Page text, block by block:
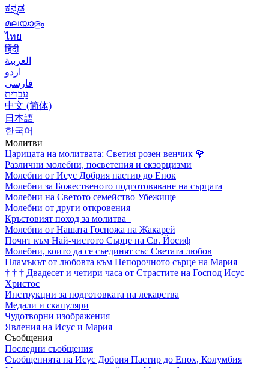
ಕನ್ನಡ
മലയാളം
ไทย
हिंदी
العربية
اردو
فارسی
עִברִית
中文 (简体)
日本語
한국어
Молитви
Царицата на молитвата: Светия розен венчик 🌹
Различни молебни, посветения и екзорцизми
Молебни от Исус Добрия пастир до Енок
Молебни за Божественото подготовяване на сърцата
Молебни на Светото семейство Убежище
Молебни от други откровения
Кръстовият поход за молитва
Молебни от Нашата Госпожа на Жакарей
Почит към Най-чистото Сърце на Св. Йосиф
Молебни, които да се съединят със Светата любов
Пламъкът от любовта към Непорочното сърце на Мария
† † † Двадесет и четири часа от Страстите на Господ Исус
Христос
Инструкции за подготовката на лекарства
Медали и скапуляри
Чудотворни изображения
Явления на Исус и Мария
Съобщения
Последни съобщения
Съобщенията на Исус Добрия Пастир до Енох, Колумбия